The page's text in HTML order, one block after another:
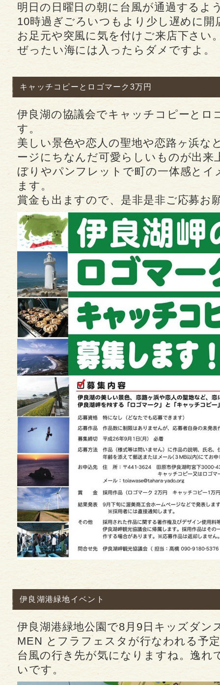
明日の日曜日の朝に台風が通過するよ
10時過ぎごろいつもより少し遅めに
お足元や突風に気を付けご来店下さい
ぜったい海には入ったらダメですよ。
キャッチコピーとロゴマーク3万円
伊良湖の協議会でキャッチコピーとロ
す。
美しい景色や恋人の聖地や恋路ヶ浜な
ージにちなんだ可愛らしいものが出来
ぼりやパンフレットで町の一体感とイ
ます。
賞金も出ますので、是非是非ご応募お
伊良湖港緑地イベント
伊良湖港緑地公園で8月9日キッズダン
MEN とフラフェスタが行なわれる予
台風の行き先が気になりますね。逸れ
いです。